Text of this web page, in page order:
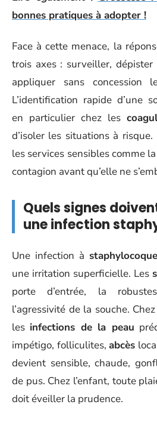
bonnes pratiques à adopter !
Face à cette menace, la
trois axes : surveiller, dépister
appliquer sans concession
L’identification rapide d’une
en particulier chez les
d’isoler les situations à
les services sensibles comme
contagion avant qu’elle ne
Quels signes
une infection
Une infection à
une irritation superficielle. Les
porte d’entrée, la
l’agressivité de la souche.
les infections de la peau
impétigo, folliculites,abcès
devient sensible, chaude,
de pus. Chez l’enfant, toute
doit éveiller la prudence.